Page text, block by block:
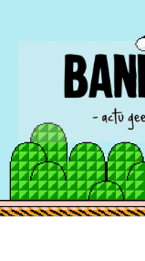
BAND
Actu Geek d'hier et